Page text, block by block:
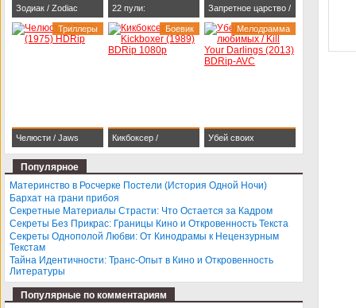
Зодиак / Zodiac
(2007) BDRip
22 пули:
Бессмертный / 22
Bullets / L'immortel
Запретное царство /
The Forbidden
Kingdom (2008)
Челюсти / Jaws
(1975) HDRip
Триллеры
Кикбоксер /
Боевик
Убей своих
Darlings (2013)
Мелодрамма
Популярное
Материнство в Росчерке Постели (История Одной Ночи)
Бархат на грани прибоя
Секретные Материалы Страсти: Что Остается за Кадром
Секреты Без Прикрас: Границы Кино и Откровенность Текста
Секреты Однополой Любви: От Кинодрамы к Нецензурным
Текстам
Тайна Идентичности: Транс-Опыт в Кино и Откровенность
Литературы
Популярные по комментариям